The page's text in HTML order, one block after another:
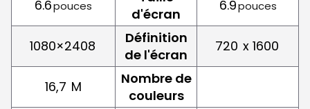
6.6pouces
d'écran
6.9pouces
1080×2408
Définition
de l'écran
720 x 1600
16,7 M
Nombre de
couleurs